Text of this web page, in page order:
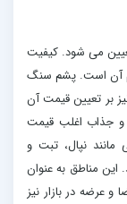
می شود. کیفیت
آن است. پشم سنگ
بر تعیین قیمت آن
جذاب اغلب قیمت
نپال، تبت و
این مناطق به عنوان
عرضه در بازار نیز